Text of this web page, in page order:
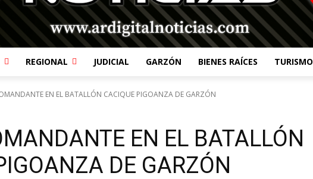
REGIONAL JUDICIAL GARZÓN BIENES RAÍCES TURISMO
EN EL BATALLÓN CACIQUE PIGOANZA DE GARZÓN
EN EL BATALLÓN
DE GARZÓN